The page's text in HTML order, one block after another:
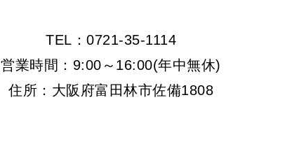
TEL：0721-35-1114
営業時間：9:00～16:00(年中無休)
住所：大阪府富田林市佐備1808